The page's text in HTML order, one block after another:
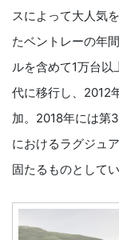
スによって大人気
たベントレーの年
ルを含めて1万台
代に移行し、2012
加。2018年には第
におけるラグジュ
固たるものとしてい